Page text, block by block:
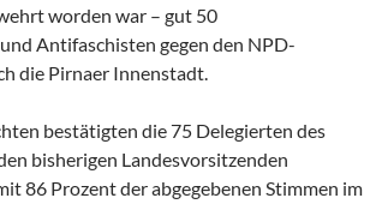
worden war – gut 50
Antifaschisten gegen den NPD-
die Pirnaer Innenstadt.
bestätigten die 75 Delegierten des
bisherigen Landesvorsitzenden
86 Prozent der abgegebenen Stimmen im